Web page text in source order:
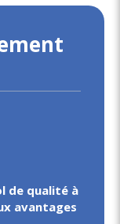
de qualité à
avantages